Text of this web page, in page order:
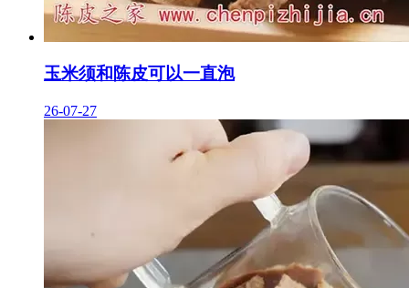
玉米须和陈皮可以一直泡
26-07-27